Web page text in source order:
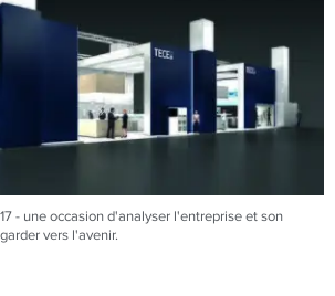
- une occasion d'analyser l'entreprise et son
vers l'avenir.